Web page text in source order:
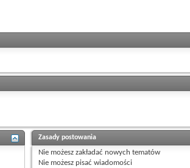
Zasady postowania
Nie możeszzakładać nowych tematów
Nie możeszpisać wiadomości